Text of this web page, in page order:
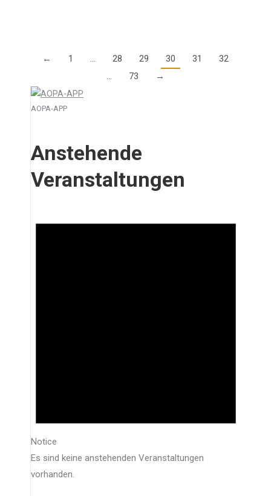
← 1 … 28 29 30 31
32
…
73 →
AOPA-APP
Anstehende
Veranstaltungen
Notice
Es sind keine anstehenden Veranstaltungen
vorhanden.